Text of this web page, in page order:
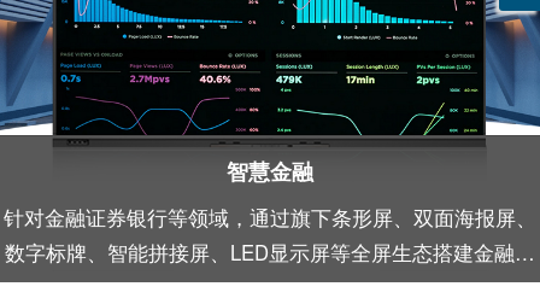
智慧金融
针对金融证券银行等领域，通过旗下条形屏、双面海报屏、
数字标牌、智能拼接屏、LED显示屏等全屏生态搭建金融全
场景显示方案。